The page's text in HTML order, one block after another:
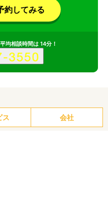
約してみる
均相談時間は 14分！
ス 会社